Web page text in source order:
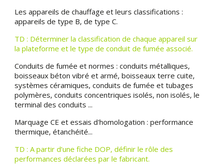
Les appareils de chauffage et leurs classifications :
appareils de type B, de type C.
TD : Déterminer la classification de chaque appareil sur
la plateforme et le type de conduit de fumée associé.
Conduits de fumée et normes : conduits métalliques,
boisseaux béton vibré et armé, boisseaux terre cuite,
systèmes céramiques, conduits de fumée et tubages
polymères, conduits concentriques isolés, non isolés, le
terminal des conduits ...
Marquage CE et essais d'homologation : performance
thermique, étanchéité...
TD : A partir d’une fiche DOP, définir le rôle des
performances déclarées par le fabricant.